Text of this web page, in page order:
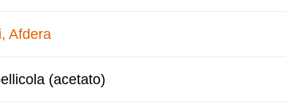
Afdera
(acetato)